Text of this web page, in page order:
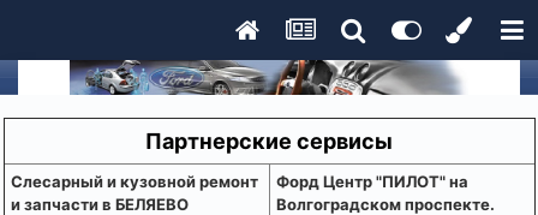
Партнерские сервисы
Слесарный и кузовной ремонт
и запчасти в БЕЛЯЕВО
Форд Центр "ПИЛОТ" на
Волгоградском проспекте.